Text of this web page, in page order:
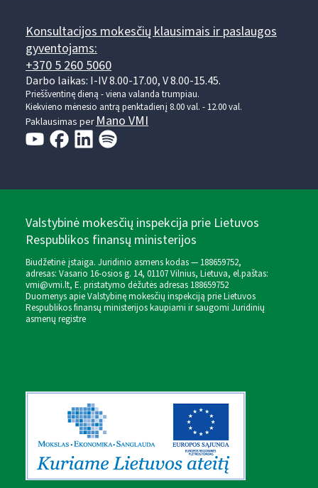
Konsultacijos mokesčių klausimais ir paslaugos
gyventojams:
+370 5 260 5060
Darbo laikas: I-IV 8.00-17.00, V 8.00-15.45.
Prieššventinę dieną - viena valanda trumpiau.
Kiekvieno mėnesio antrą penktadienį 8.00 val. - 12.00 val.
Paklausimas perMano VMI
Valstybinė mokesčių inspekcija prie Lietuvos
Respublikos finansų ministerijos
Biudžetinė įstaiga. Juridinio asmens kodas — 188659752,
adresas: Vasario 16-osios g. 14, 01107 Vilnius, Lietuva, el.paštas:
vmi@vmi.lt, E. pristatymo dėžutės adresas 188659752
Duomenys apie Valstybinę mokesčių inspekciją prie Lietuvos
Respublikos finansų ministerijos kaupiami ir saugomi Juridinių
asmenų registre